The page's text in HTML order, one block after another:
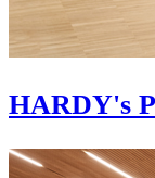
HARDY's